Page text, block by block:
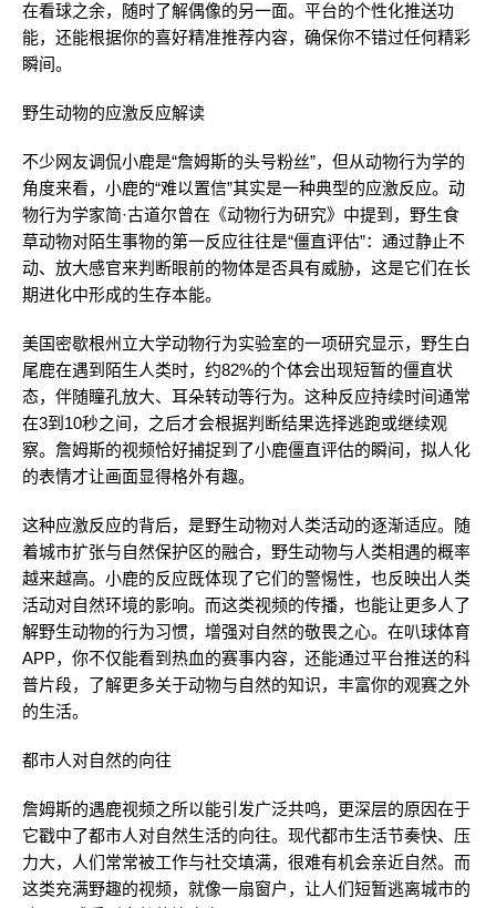
在看球之余，随时了解偶像的另一面。平台的个性化推送功
能，还能根据你的喜好精准推荐内容，确保你不错过任何精彩
瞬间。
野生动物的应激反应解读
不少网友调侃小鹿是“詹姆斯的头号粉丝”，但从动物行为学的
角度来看，小鹿的“难以置信”其实是一种典型的应激反应。动
物行为学家简·古道尔曾在《动物行为研究》中提到，野生食
草动物对陌生事物的第一反应往往是“僵直评估”：通过静止不
动、放大感官来判断眼前的物体是否具有威胁，这是它们在长
期进化中形成的生存本能。
美国密歇根州立大学动物行为实验室的一项研究显示，野生白
尾鹿在遇到陌生人类时，约82%的个体会出现短暂的僵直状
态，伴随瞳孔放大、耳朵转动等行为。这种反应持续时间通常
在3到10秒之间，之后才会根据判断结果选择逃跑或继续观
察。詹姆斯的视频恰好捕捉到了小鹿僵直评估的瞬间，拟人化
的表情才让画面显得格外有趣。
这种应激反应的背后，是野生动物对人类活动的逐渐适应。随
着城市扩张与自然保护区的融合，野生动物与人类相遇的概率
越来越高。小鹿的反应既体现了它们的警惕性，也反映出人类
活动对自然环境的影响。而这类视频的传播，也能让更多人了
解野生动物的行为习惯，增强对自然的敬畏之心。在叭球体育
APP，你不仅能看到热血的赛事内容，还能通过平台推送的科
普片段，了解更多关于动物与自然的知识，丰富你的观赛之外
的生活。
都市人对自然的向往
詹姆斯的遇鹿视频之所以能引发广泛共鸣，更深层的原因在于
它戳中了都市人对自然生活的向往。现代都市生活节奏快、压
力大，人们常常被工作与社交填满，很难有机会亲近自然。而
这类充满野趣的视频，就像一扇窗户，让人们短暂逃离城市的